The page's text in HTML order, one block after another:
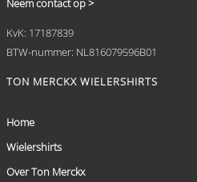
Neem contact op >
KvK: 17187839
BTW-nummer: NL816079596B01
TON MERCKX WIELERSHIRTS
Home
Wielershirts
Over Ton Merckx